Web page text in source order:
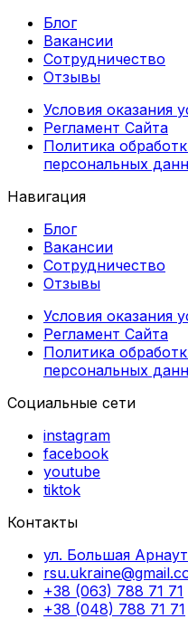
Блог
Вакансии
Сотрудничество
Отзывы
Условия оказания
Регламент Сайта
Политика
персональных
Навигация
Блог
Вакансии
Сотрудничество
Отзывы
Условия оказания
Регламент Сайта
Политика
персональных
Социальные сети
instagram
facebook
youtube
tiktok
Контакты
ул. Большая
+38 (063) 788 71 71
+38 (048) 788 71 71